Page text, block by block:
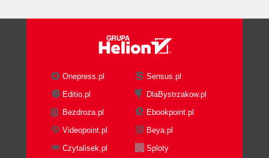
Onepress.pl
Sensus.pl
Editio.pl
DlaBystrzakow.pl
Bezdroza.pl
Ebookpoint.pl
Videopoint.pl
Beya.pl
Czytalisek.pl
Sploty